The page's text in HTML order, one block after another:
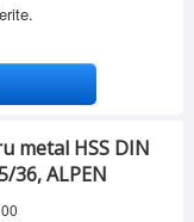
metal HSS DIN
36, ALPEN